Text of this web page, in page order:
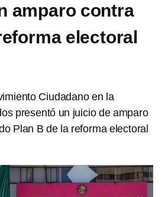
amparo contra
electoral
Ciudadano en la
presentó un juicio de amparo
Plan B de la reforma electoral